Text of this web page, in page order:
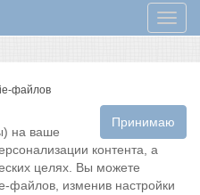
Меню
файлов
Принимаю
на ваше
контента, а
целях. Вы можете
файлов, изменив настройки